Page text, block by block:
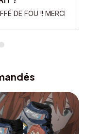
DE FOU !! MERCI